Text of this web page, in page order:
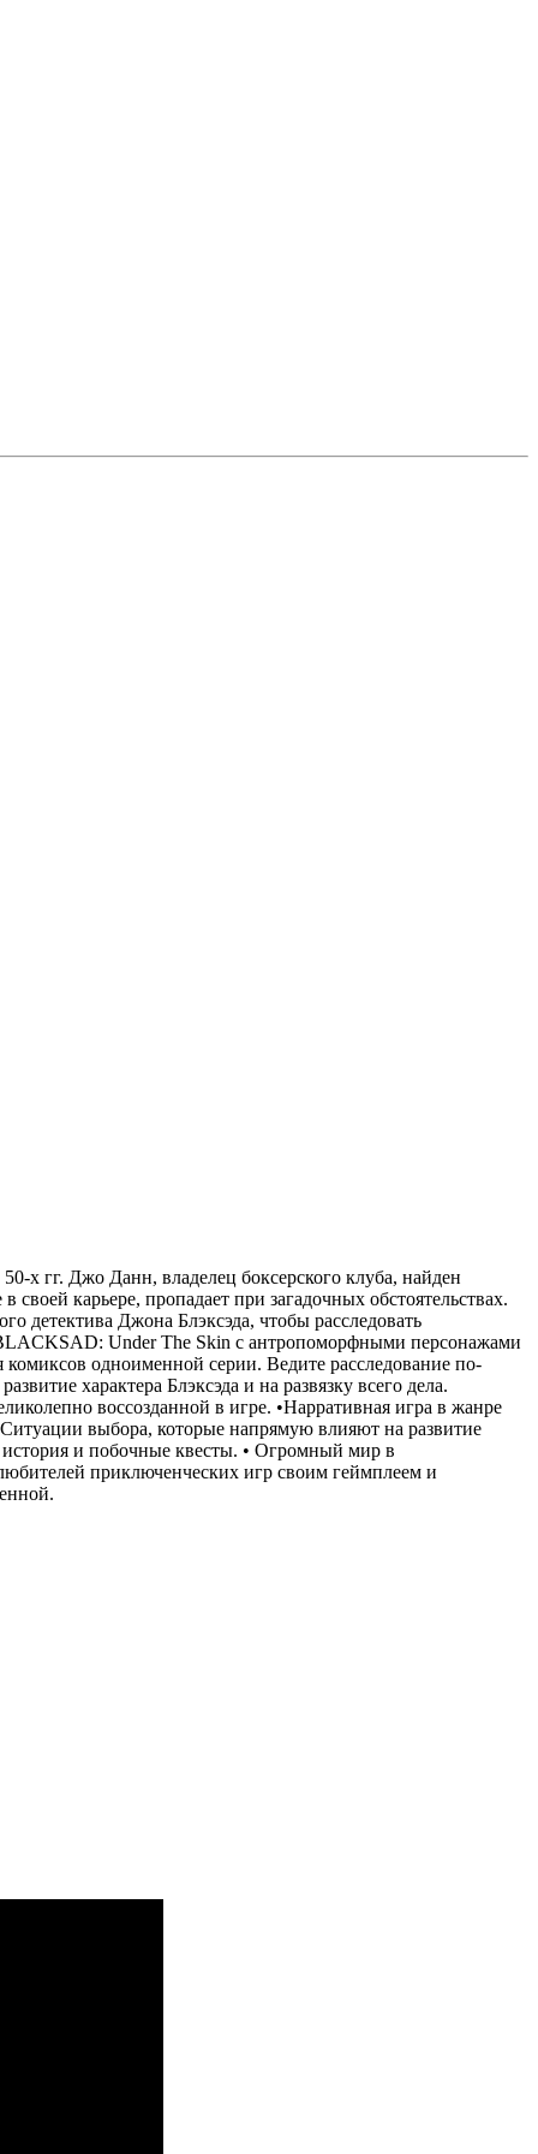
х гг. Джо Данн, владелец боксерского клуба, найден
карьере, пропадает при загадочных обстоятельствах.
детектива Джона Блэксэда, чтобы расследовать
Under The Skin с антропоморфными персонажами
одноименной серии. Ведите расследование по-
характера Блэксэда и на развязку всего дела.
воссозданной в игре. •Нарративная игра в жанре
выбора, которые напрямую влияют на развитие
история и побочные квесты. • Огромный мир в
приключенческих игр своим геймплеем и